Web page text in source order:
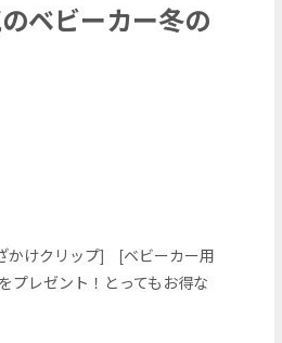
ベビーカー冬の
かけクリップ] [ベビーカー用
レゼント！とってもお得な